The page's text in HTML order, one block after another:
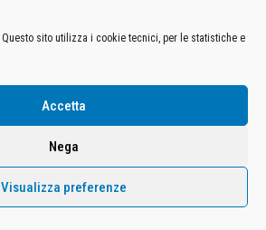
Questo sito utilizza i cookie tecnici, per le statistiche e
Accetta
Nega
Visualizza preferenze